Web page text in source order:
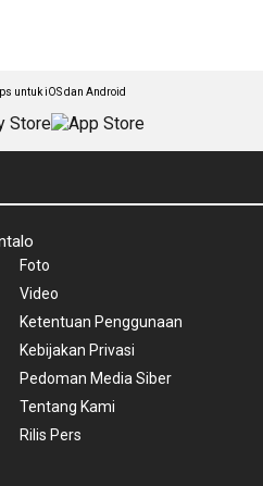
untuk iOS dan Android
Foto
Video
Ketentuan Penggunaan
Kebijakan Privasi
Pedoman Media Siber
Tentang Kami
Rilis Pers